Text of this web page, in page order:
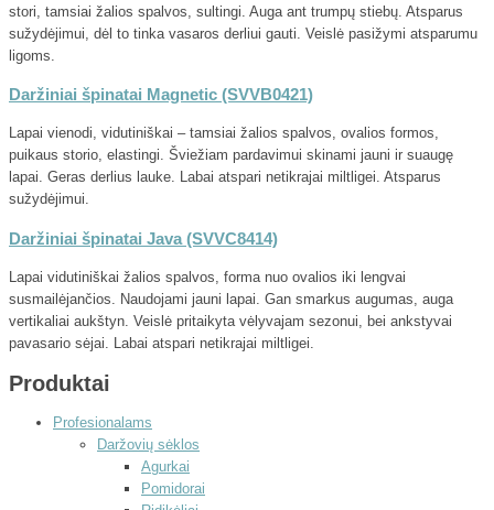
stori, tamsiai žalios spalvos, sultingi. Auga ant trumpų stiebų. Atsparus
sužydėjimui, dėl to tinka vasaros derliui gauti. Veislė pasižymi atsparumu
ligoms.
Daržiniai špinatai Magnetic (SVVB0421)
Lapai vienodi, vidutiniškai – tamsiai žalios spalvos, ovalios formos,
puikaus storio, elastingi. Šviežiam pardavimui skinami jauni ir suaugę
lapai. Geras derlius lauke. Labai atspari netikrajai miltligei. Atsparus
sužydėjimui.
Daržiniai špinatai Java (SVVC8414)
Lapai vidutiniškai žalios spalvos, forma nuo ovalios iki lengvai
susmailėjančios. Naudojami jauni lapai. Gan smarkus augumas, auga
vertikaliai aukštyn. Veislė pritaikyta vėlyvajam sezonui, bei ankstyvai
pavasario sėjai. Labai atspari netikrajai miltligei.
Produktai
Profesionalams
Daržovių sėklos
Agurkai
Pomidorai